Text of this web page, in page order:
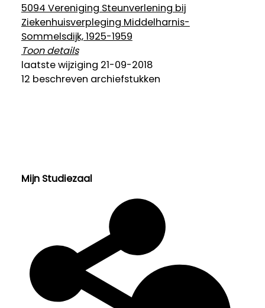
5094 Vereniging Steunverlening bij
Ziekenhuisverpleging Middelharnis-
Sommelsdijk, 1925-1959
Toon details
Status Inventarisatie:
Definitieve inventaris ontsloten
laatste wijziging 21-09-2018
12 beschreven archiefstukken
Mijn Studiezaal